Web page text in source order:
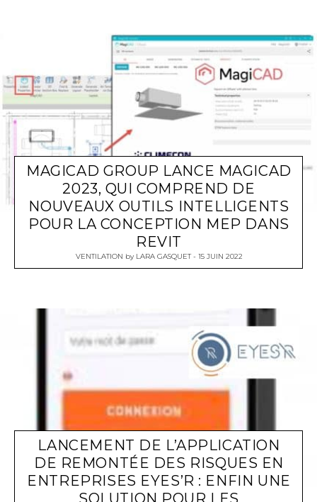
MAGICAD GROUP LANCE MAGICAD
2023, QUI COMPREND DE
NOUVEAUX OUTILS INTELLIGENTS
POUR LA CONCEPTION MEP DANS
REVIT
VENTILATION by LARA GASQUET 15 JUIN 2022
LANCEMENT DE L’APPLICATION
DE REMONTÉE DES RISQUES EN
ENTREPRISES EYES’R : ENFIN UNE